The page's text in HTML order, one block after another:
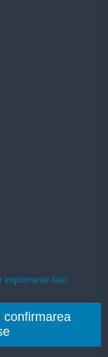
imprimante Iasi
confirmarea